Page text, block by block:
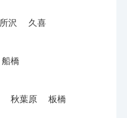
所沢 久喜
船橋
秋葉原 板橋